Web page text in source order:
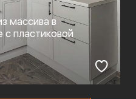
массива в
с пластиковой